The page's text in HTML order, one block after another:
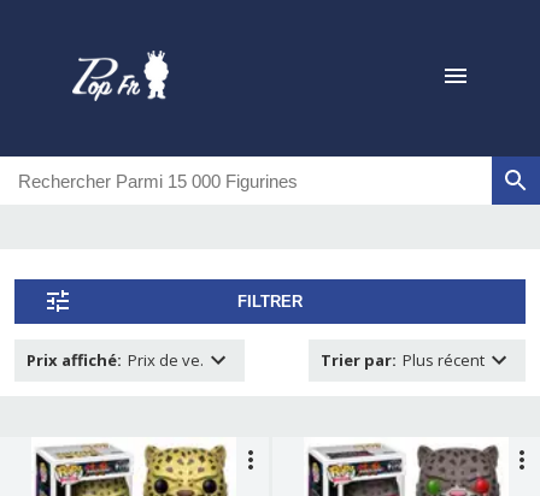
FILTRER
Prix affiché: Prix de ve. Trier par: Plus récent